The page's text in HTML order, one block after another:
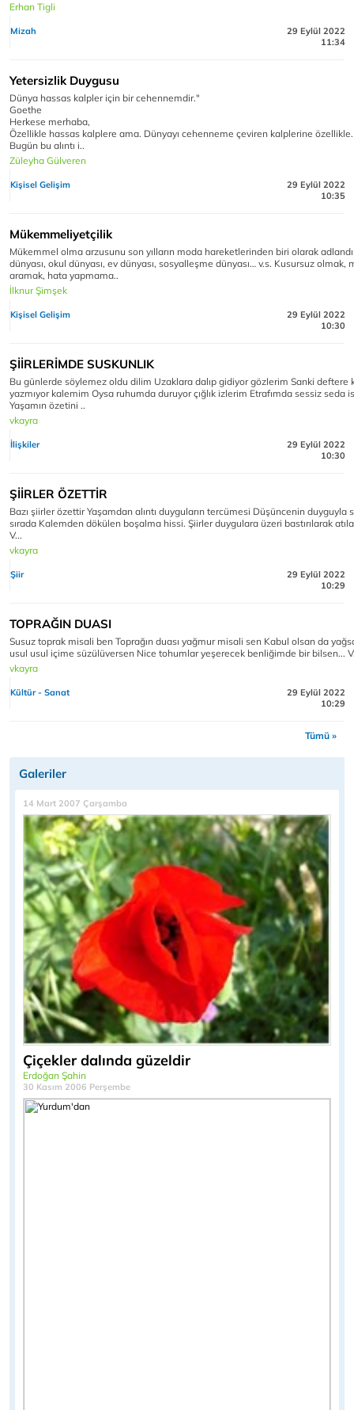
Erhan Tigli
Mizah
29 Eylül 2022
11:34
Yetersizlik Duygusu
Dünya hassas kalpler için bir cehennemdir."
Goethe
Herkese merhaba,
Özellikle hassas kalplere ama. Dünyayı cehenneme çeviren kalplerine özellikle.
Bugün bu alıntı i..
Züleyha Gülveren
Kişisel Gelişim
29 Eylül 2022
10:35
Mükemmeliyetçilik
Mükemmel olma arzusunu son yılların moda hareketlerinden biri olarak
dünyası, okul dünyası, ev dünyası, sosyalleşme dünyası… v.s. Kusursuz olmak,
aramak, hata yapmama..
İlknur Şimşek
Kişisel Gelişim
29 Eylül 2022
10:30
ŞİİRLERİMDE SUSKUNLIK
Bu günlerde söylemez oldu dilim Uzaklara dalıp gidiyor gözlerim Sanki deftere
yazmıyor kalemim Oysa ruhumda duruyor çığlık izlerim Etrafımda sessiz seda
Yaşamın özetini ..
vkayra
İlişkiler
29 Eylül 2022
10:30
ŞİİRLER ÖZETTİR
Bazı şiirler özettir Yaşamdan alıntı duyguların tercümesi Düşüncenin duyguyla
sırada Kalemden dökülen boşalma hissi. Şiirler duygulara üzeri bastırılarak
V...
vkayra
Şiir
29 Eylül 2022
10:29
TOPRAĞIN DUASI
Susuz toprak misali ben Toprağın duası yağmur misali sen Kabul olsan da
usul usul içime süzülüversen Nice tohumlar yeşerecek benliğimde bir bilsen...
vkayra
Kültür - Sanat
29 Eylül 2022
10:29
Tümü »
Galeriler
14 Mart 2007 Çarşamba
Çiçekler dalında güzeldir
Erdoğan Şahin
30 Kasım 2006 Perşembe